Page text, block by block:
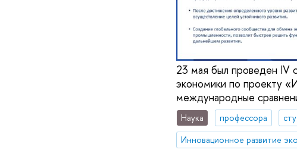
23 мая был проведен IV
экономики по проекту
международные
Наука профессора